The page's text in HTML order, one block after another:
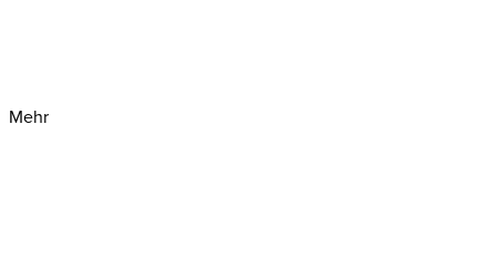
Mehr